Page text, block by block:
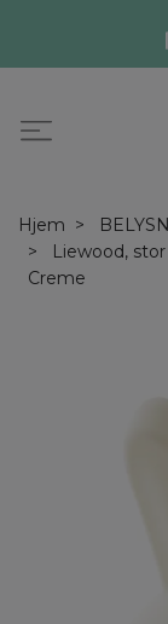
Hjem
Liewood,
Creme